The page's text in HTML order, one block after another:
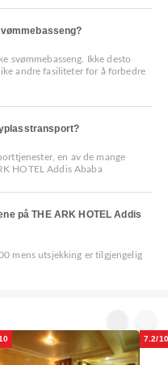
svømmebasseng. Ikke desto
andre fasiliteter for å forbedre
en av de mange
HOTEL Addis Ababa
på THE ARK HOTEL Addis
mens utsjekking er tilgjengelig
7.2/10